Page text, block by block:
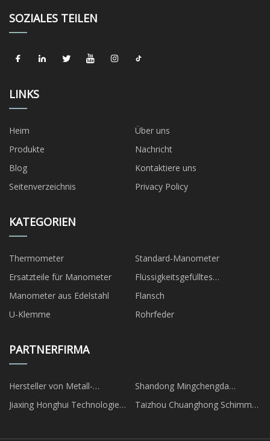
SOZIALES TEILEN
LINKS
Heim
Über uns
Produkte
Nachricht
Blog
Kontaktiere uns
Seitenverzeichnis
Privacy Policy
KATEGORIEN
Thermometer
Standard-Manometer
Ersatzteile für Manometer
Flüssigkeitsgefülltes
Manometer
Manometer aus Edelstahl
Flansch
U-Klemme
Rohrfeder
PARTNERFIRMA
Hersteller von Metall-
Innenmöbeln
Shandong Mingchengda
Schwerindustrie Maschinen Co.,
Jiaxing Honghui Technologie
Taizhou Chuanghong Schimmel